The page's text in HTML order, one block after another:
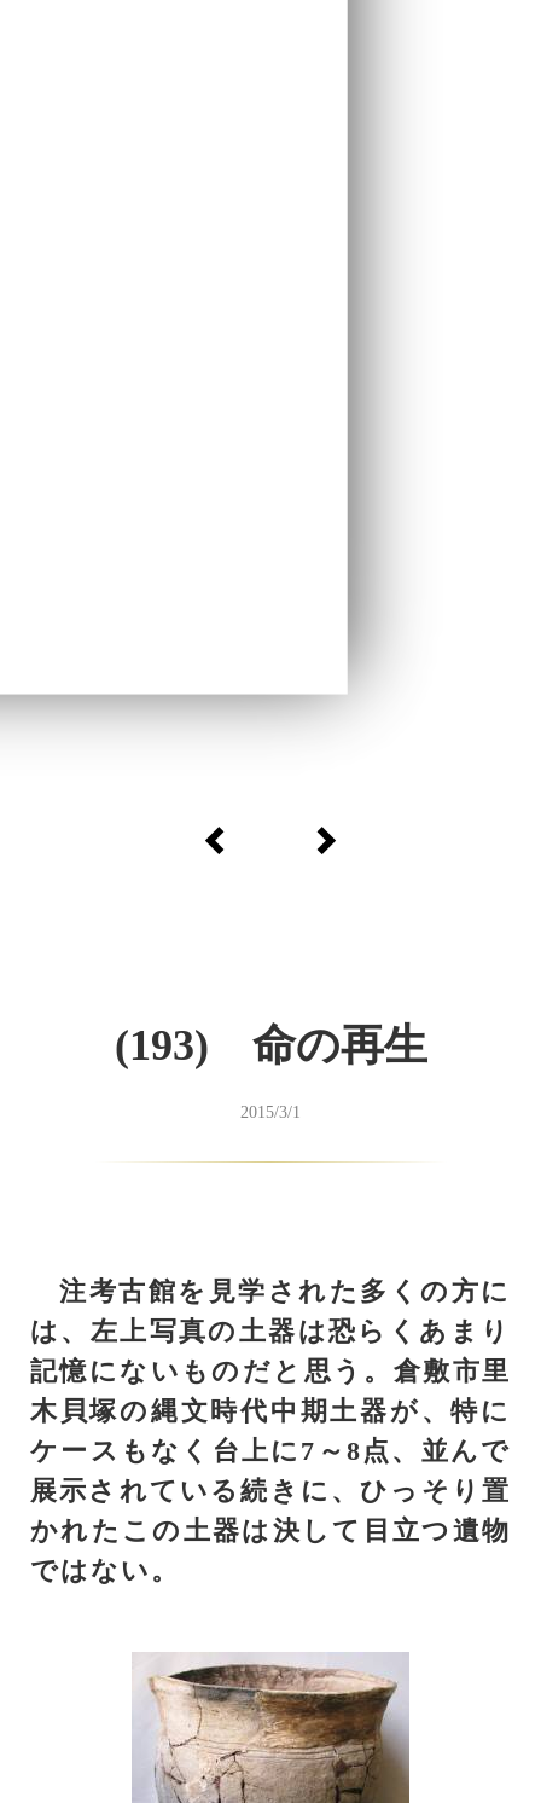
(193) 命の再生
2015/3/1
注考古館を見学された多くの方に
は、左上写真の土器は恐らくあまり
記憶にないものだと思う。倉敷市里
木貝塚の縄文時代中期土器が、特に
ケースもなく台上に7～8点、並んで
展示されている続きに、ひっそり置
かれたこの土器は決して目立つ遺物
ではない。